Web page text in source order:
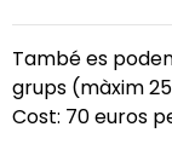
També es
grups (màxim
Cost: 70 euros